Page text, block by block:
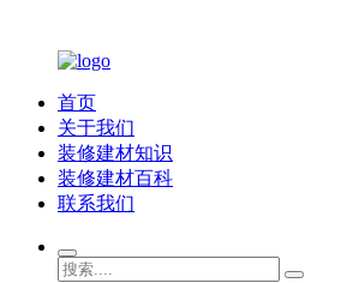
首页
关于我们
装修建材知识
装修建材百科
联系我们